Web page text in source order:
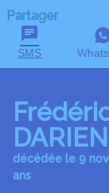
Partager
SMS
DARIEN
décédée le 9
ans